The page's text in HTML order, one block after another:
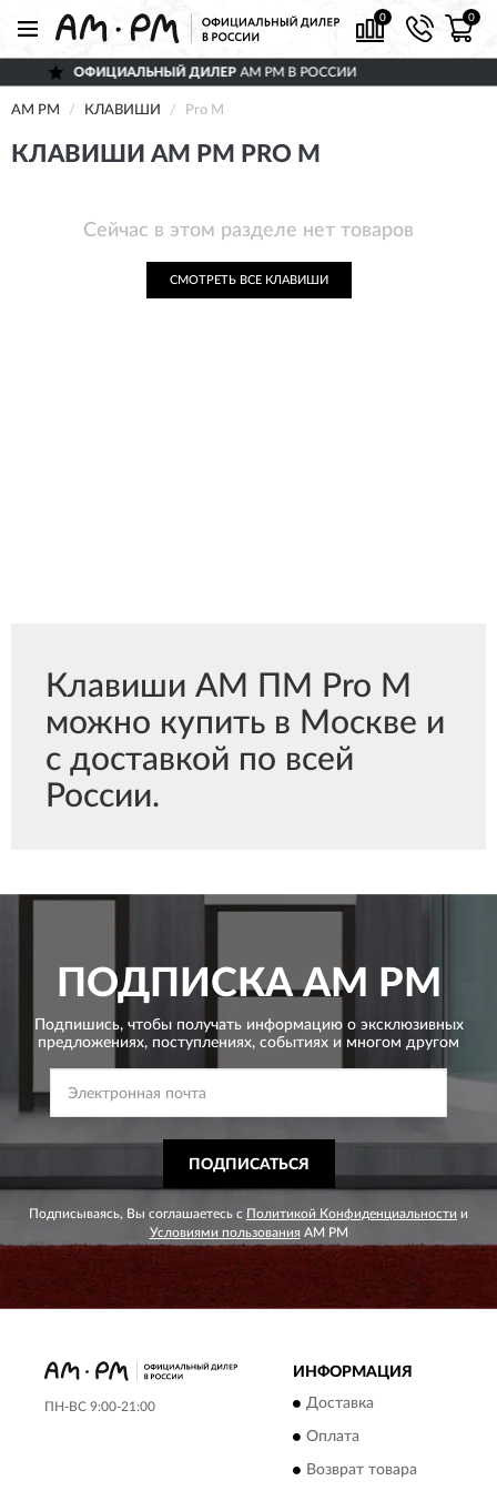
0 0
ОФИЦИАЛЬНЫЙ ДИЛЕРAM PM В РОССИИ
AM PM КЛАВИШИ Pro M
КЛАВИШИ AM PM PRO M
Сейчас в этом разделе нет товаров
СМОТРЕТЬ ВСЕ КЛАВИШИ
Клавиши АМ ПМ Pro M
можно купить в Москве и
с доставкой по всей
России.
ПОДПИСКАAM PM
Подпишись, чтобы получать информацию о эксклюзивных
предложениях, поступлениях, событиях и многом другом
ПОДПИСАТЬСЯ
Подписываясь, Вы соглашаетесь с Политикой Конфиденциальности и
Условиями пользования AM PM
ПН-ВС 9:00-21:00
ИНФОРМАЦИЯ
Доставка
Оплата
Возврат товара